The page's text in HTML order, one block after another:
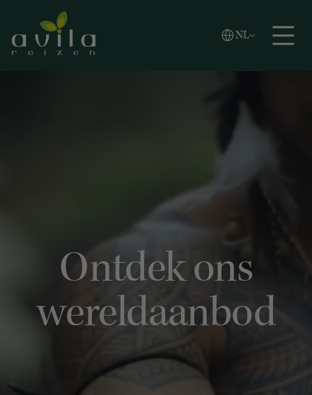
Zoeken
NL
Vlaams
English
Ontdek ons
wereldaanbod